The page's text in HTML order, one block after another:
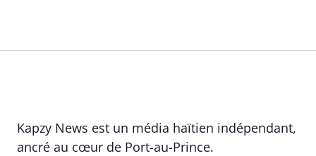
Kapzy News est un média haïtien indépendant,
ancré au cœur de Port-au-Prince.